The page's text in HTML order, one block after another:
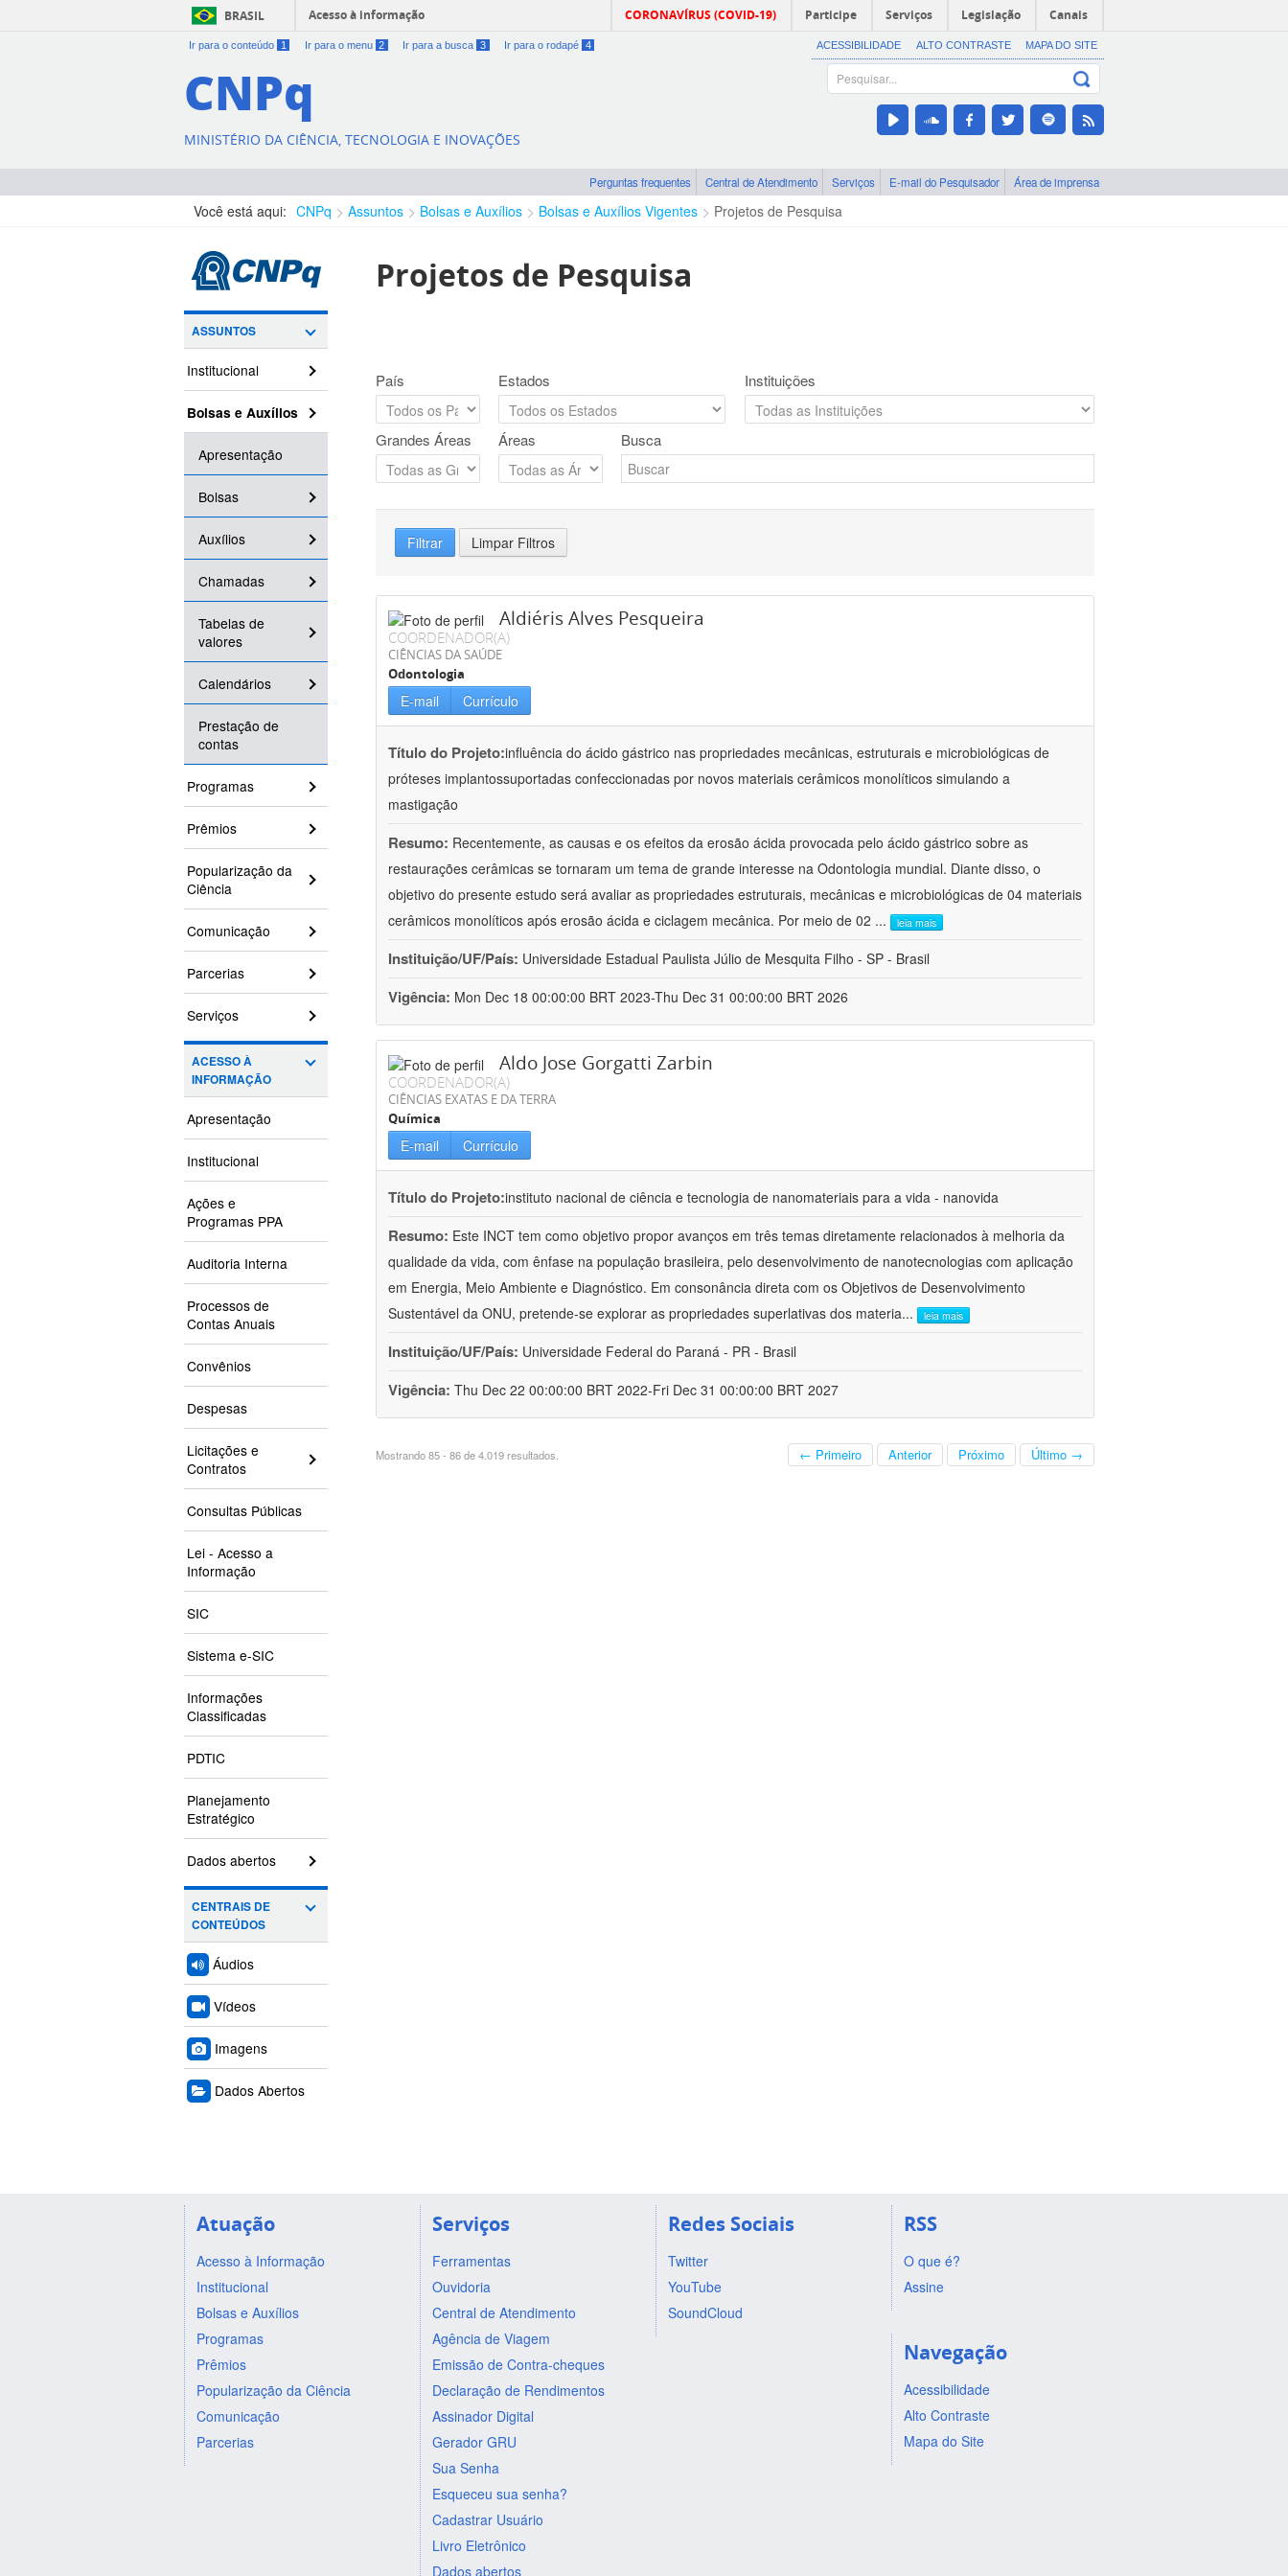
BRASIL Acesso à informação CORONAVÍRUS (COVID-19) Participe Serviços Legislação Canais
Ir para o conteúdo 1 Ir para o menu 2 Ir para a busca 3 Ir para o rodapé 4 ACESSIBILIDADE ALTO CONTRASTE MAPA DO SITE
CNPq
MINISTÉRIO DA CIÊNCIA, TECNOLOGIA E INOVAÇÕES
Perguntas frequentes Central de Atendimento Serviços E-mail do Pesquisador Área de imprensa
Você está aqui: CNPq Assuntos Bolsas e Auxílios Bolsas e Auxílios Vigentes Projetos de Pesquisa
ASSUNTOS
Institucional
Bolsas e Auxílios
Apresentação
Bolsas
Auxílios
Chamadas
Tabelas de
valores
Calendários
Prestação de
contas
Programas
Prêmios
Popularização da
Ciência
Comunicação
Parcerias
Serviços
ACESSO À
INFORMAÇÃO
Apresentação
Institucional
Ações e
Programas PPA
Auditoria Interna
Processos de
Contas Anuais
Convênios
Despesas
Licitações e
Contratos
Consultas Públicas
Lei - Acesso a
Informação
SIC
Sistema e-SIC
Informações
Classificadas
PDTIC
Planejamento
Estratégico
Dados abertos
CENTRAIS DE
CONTEÚDOS
Áudios
Vídeos
Imagens
Dados Abertos
Projetos de Pesquisa
País Estados Instituições
Grandes Áreas Áreas Busca
Filtrar Limpar Filtros
Aldiéris Alves Pesqueira
COORDENADOR(A)
CIÊNCIAS DA SAÚDE
Odontologia
E-mail Currículo
Título do Projeto:influência do ácido gástrico nas propriedades mecânicas, estruturais e microbiológicas de
próteses implantossuportadas confeccionadas por novos materiais cerâmicos monolíticos simulando a
mastigação
Resumo: Recentemente, as causas e os efeitos da erosão ácida provocada pelo ácido gástrico sobre as
restaurações cerâmicas se tornaram um tema de grande interesse na Odontologia mundial. Diante disso, o
objetivo do presente estudo será avaliar as propriedades estruturais, mecânicas e microbiológicas de 04 materiais
cerâmicos monolíticos após erosão ácida e ciclagem mecânica. Por meio de 02 ... leia mais
Instituição/UF/País: Universidade Estadual Paulista Júlio de Mesquita Filho - SP - Brasil
Vigência: Mon Dec 18 00:00:00 BRT 2023-Thu Dec 31 00:00:00 BRT 2026
Aldo Jose Gorgatti Zarbin
COORDENADOR(A)
CIÊNCIAS EXATAS E DA TERRA
Química
E-mail Currículo
Título do Projeto:instituto nacional de ciência e tecnologia de nanomateriais para a vida - nanovida
Resumo: Este INCT tem como objetivo propor avanços em três temas diretamente relacionados à melhoria da
qualidade da vida, com ênfase na população brasileira, pelo desenvolvimento de nanotecnologias com aplicação
em Energia, Meio Ambiente e Diagnóstico. Em consonância direta com os Objetivos de Desenvolvimento
Sustentável da ONU, pretende-se explorar as propriedades superlativas dos materia... leia mais
Instituição/UF/País: Universidade Federal do Paraná - PR - Brasil
Vigência: Thu Dec 22 00:00:00 BRT 2022-Fri Dec 31 00:00:00 BRT 2027
Mostrando 85 - 86 de 4.019 resultados. ← Primeiro Anterior Próximo Último →
Atuação
Acesso à Informação
Institucional
Bolsas e Auxílios
Programas
Prêmios
Popularização da Ciência
Comunicação
Parcerias
Serviços
Ferramentas
Ouvidoria
Central de Atendimento
Agência de Viagem
Emissão de Contra-cheques
Declaração de Rendimentos
Assinador Digital
Gerador GRU
Sua Senha
Esqueceu sua senha?
Cadastrar Usuário
Livro Eletrônico
Dados abertos
Redes Sociais
Twitter
YouTube
SoundCloud
RSS
O que é?
Assine
Navegação
Acessibilidade
Alto Contraste
Mapa do Site